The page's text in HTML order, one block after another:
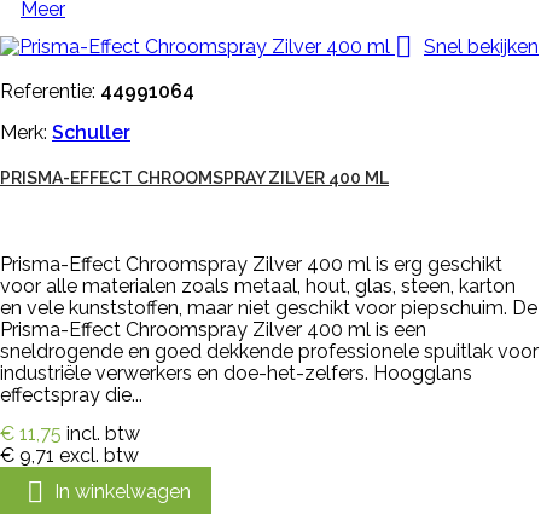
Meer

Snel bekijken
Referentie: 44991064
Merk: Schuller
PRISMA-EFFECT CHROOMSPRAY ZILVER 400 ML
Prisma-Effect Chroomspray Zilver 400 ml is erg geschikt
voor alle materialen zoals metaal, hout, glas, steen, karton
en vele kunststoffen, maar niet geschikt voor piepschuim. De
Prisma-Effect Chroomspray Zilver 400 ml is een
sneldrogende en goed dekkende professionele spuitlak voor
industriële verwerkers en doe-het-zelfers. Hoogglans
effectspray die...
€ 11,75 incl. btw
€ 9,71 excl. btw
 In winkelwagen